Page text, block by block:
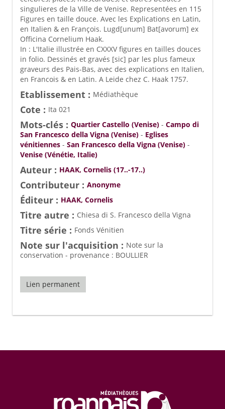
singulieres de la Ville de Venise. Representées en 115
Figures en taille douce. Avec les Explications en Latin,
en Italien & en François. Lugd[unum] Bat[avorum] ex
Officina Cornelium Haak.
In : L'Italie illustrée en CXXXV figures en tailles douces
in folio. Dessinés et gravés [sic] par les plus fameux
graveurs des Pais-Bas, avec des explications en Italien,
en Francois & en Latin. A Leide chez C. Haak 1757.
Etablissement : Médiathèque
Cote : Ita 021
Mots-clés : Quartier Castello (Venise) - Campo di
San Francesco della Vigna (Venise) - Eglises
vénitiennes - San Francesco della Vigna (Venise) -
Venise (Vénétie, Italie)
Auteur : HAAK, Cornelis (17..-17..)
Contributeur : Anonyme
Éditeur : HAAK, Cornelis
Titre autre : Chiesa di S. Francesco della Vigna
Titre série : Fonds Vénitien
Note sur l'acquisition : Note sur la
conservation - provenance : BOULLIER
Lien permanent